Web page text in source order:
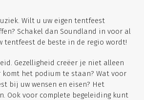
Wilt u uw eigen tentfeest
Schakel dan Soundland in voor al
de beste in de regio wordt!
Gezelligheid creëer je niet alleen
het podium te staan? Wat voor
bij uw wensen en eisen? Het
Ook voor complete begeleiding kunt